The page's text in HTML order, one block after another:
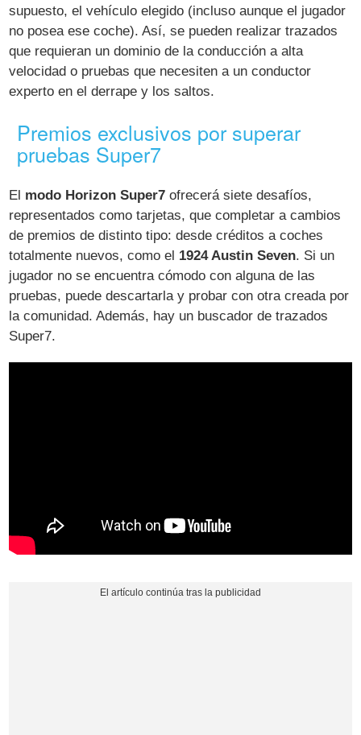
supuesto, el vehículo elegido (incluso aunque el jugador
no posea ese coche). Así, se pueden realizar trazados
que requieran un dominio de la conducción a alta
velocidad o pruebas que necesiten a un conductor
experto en el derrape y los saltos.
Premios exclusivos por superar
pruebas Super7
El modo Horizon Super7 ofrecerá siete desafíos,
representados como tarjetas, que completar a cambios
de premios de distinto tipo: desde créditos a coches
totalmente nuevos, como el 1924 Austin Seven. Si un
jugador no se encuentra cómodo con alguna de las
pruebas, puede descartarla y probar con otra creada por
la comunidad. Además, hay un buscador de trazados
Super7.